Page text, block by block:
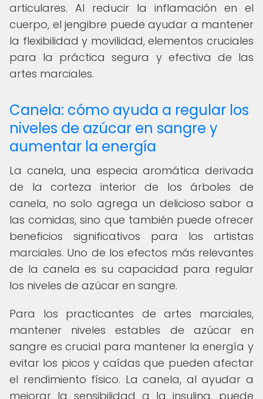
articulares. Al reducir la inflamación en el
cuerpo, el jengibre puede ayudar a mantener
la flexibilidad y movilidad, elementos cruciales
para la práctica segura y efectiva de las
artes marciales.
Canela: cómo ayuda a regular los
niveles de azúcar en sangre y
aumentar la energía
La canela, una especia aromática derivada
de la corteza interior de los árboles de
canela, no solo agrega un delicioso sabor a
las comidas, sino que también puede ofrecer
beneficios significativos para los artistas
marciales. Uno de los efectos más relevantes
de la canela es su capacidad para regular
los niveles de azúcar en sangre.
Para los practicantes de artes marciales,
mantener niveles estables de azúcar en
sangre es crucial para mantener la energía y
evitar los picos y caídas que pueden afectar
el rendimiento físico. La canela, al ayudar a
mejorar la sensibilidad a la insulina, puede